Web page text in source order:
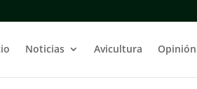
Noticias Avicultura Opinión